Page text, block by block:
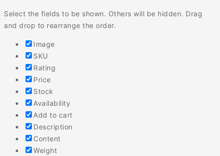
Select the fields to be shown. Others will be hidden. Drag
and drop to rearrange the order.
Image
SKU
Rating
Price
Stock
Availability
Add to cart
Description
Content
Weight